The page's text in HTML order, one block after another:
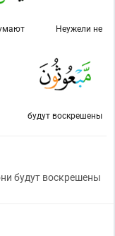
Неужели не
будут воскрешены
будут воскрешены